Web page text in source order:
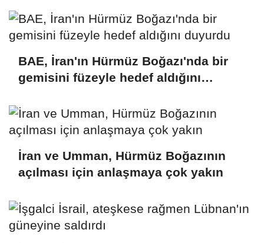
BAE, İran'ın Hürmüz Boğazı'nda bir
gemisini füzeyle hedef aldığını
İran ve Umman, Hürmüz Boğazının
açılması için anlaşmaya çok yakın